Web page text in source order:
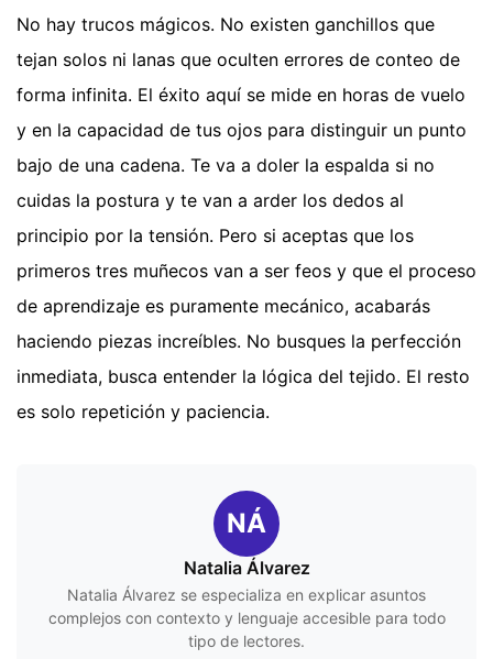
No hay trucos mágicos. No existen ganchillos que
tejan solos ni lanas que oculten errores de conteo de
forma infinita. El éxito aquí se mide en horas de vuelo
y en la capacidad de tus ojos para distinguir un punto
bajo de una cadena. Te va a doler la espalda si no
cuidas la postura y te van a arder los dedos al
principio por la tensión. Pero si aceptas que los
primeros tres muñecos van a ser feos y que el proceso
de aprendizaje es puramente mecánico, acabarás
haciendo piezas increíbles. No busques la perfección
inmediata, busca entender la lógica del tejido. El resto
es solo repetición y paciencia.
NÁ
Natalia Álvarez
Natalia Álvarez se especializa en explicar asuntos
complejos con contexto y lenguaje accesible para todo
tipo de lectores.